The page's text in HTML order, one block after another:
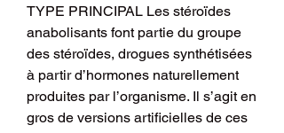
TYPE PRINCIPAL Les stéroïdes
anabolisants font partie du groupe
des stéroïdes, drogues synthétisées
à partir d’hormones naturellement
produites par l’organisme. Il s’agit en
gros de versions artificielles de ces